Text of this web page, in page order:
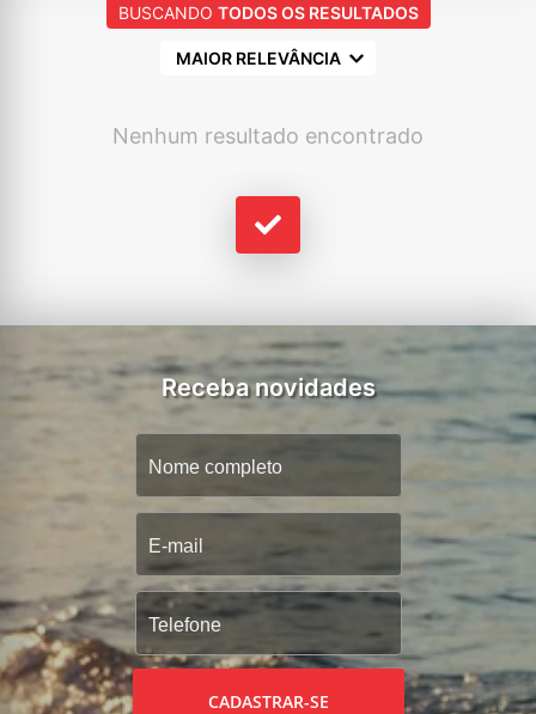
BUSCANDO TODOS OS RESULTADOS
MAIOR RELEVÂNCIA
Nenhum resultado encontrado
Receba novidades
CADASTRAR-SE